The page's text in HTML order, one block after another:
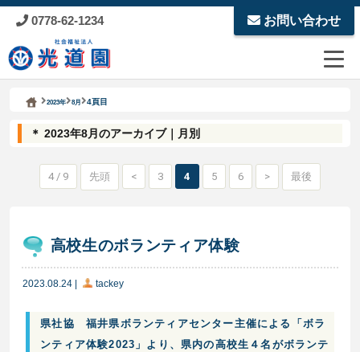
0778-62-1234 お問い合わせ
社会福祉法人 光道園
2023年 8月 4頁目
＊ 2023年8月のアーカイブ｜月別
4 / 9 先頭 < 3 4 5 6 > 最後
高校生のボランティア体験
2023.08.24 tackey
県社協 福井県ボランティアセンター主催による「ボラ
ンティア体験2023」より、県内の高校生４名がボランテ